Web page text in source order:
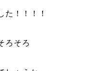
た！！！！
ろそろ